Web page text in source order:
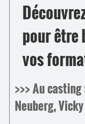
pour
vos
>>> Au
Neuberg,